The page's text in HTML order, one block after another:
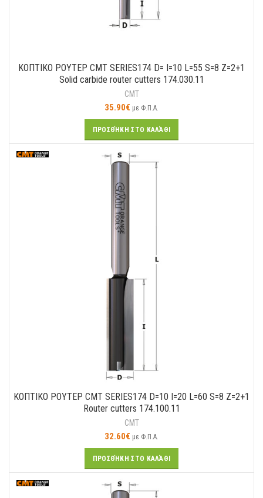
ΚΟΠΤΙΚO ΡΟΥΤΕΡ CMT SERIES174 D= I=10 L=55 S=8 Z=2+1
Solid carbide router cutters 174.030.11
CMT
35.90€ με Φ.Π.Α.
ΠΡΟΣΘΉΚΗ ΣΤΟ ΚΑΛΆΘΙ
ΚΟΠΤΙΚO ΡΟΥΤΕΡ CMT SERIES174 D=10 I=20 L=60 S=8 Z=2+1
Router cutters 174.100.11
CMT
32.60€ με Φ.Π.Α.
ΠΡΟΣΘΉΚΗ ΣΤΟ ΚΑΛΆΘΙ